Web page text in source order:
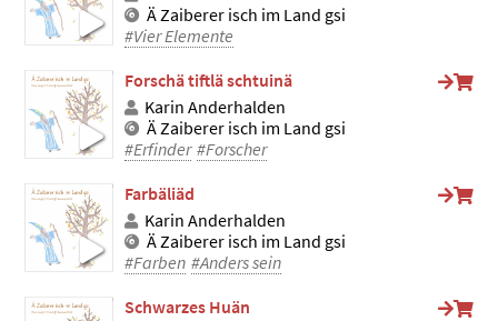
Ä Zaiberer isch im Land gsi
#Vier Elemente
Forschä tiftlä schtuinä
Karin Anderhalden
Ä Zaiberer isch im Land gsi
#Erfinder #Forscher
Farbäliäd
Karin Anderhalden
Ä Zaiberer isch im Land gsi
#Farben #Anders sein
Schwarzes Huän